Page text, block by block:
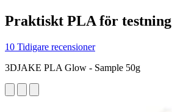
Praktiskt PLA för testning
10 Tidigare recensioner
3DJAKE PLA Glow - Sample 50g